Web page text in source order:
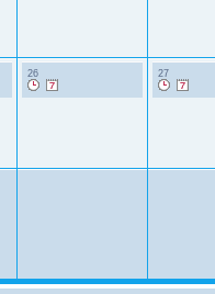
26 27